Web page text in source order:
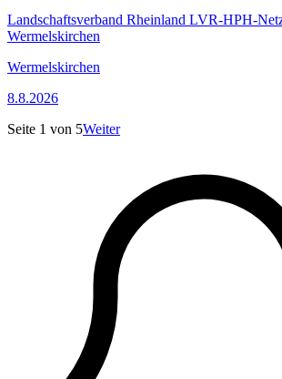
Landschaftsverband Rheinland LVR-HPH-
Wermelskirchen
Wermelskirchen
8.8.2026
Seite 1 von 5Weiter